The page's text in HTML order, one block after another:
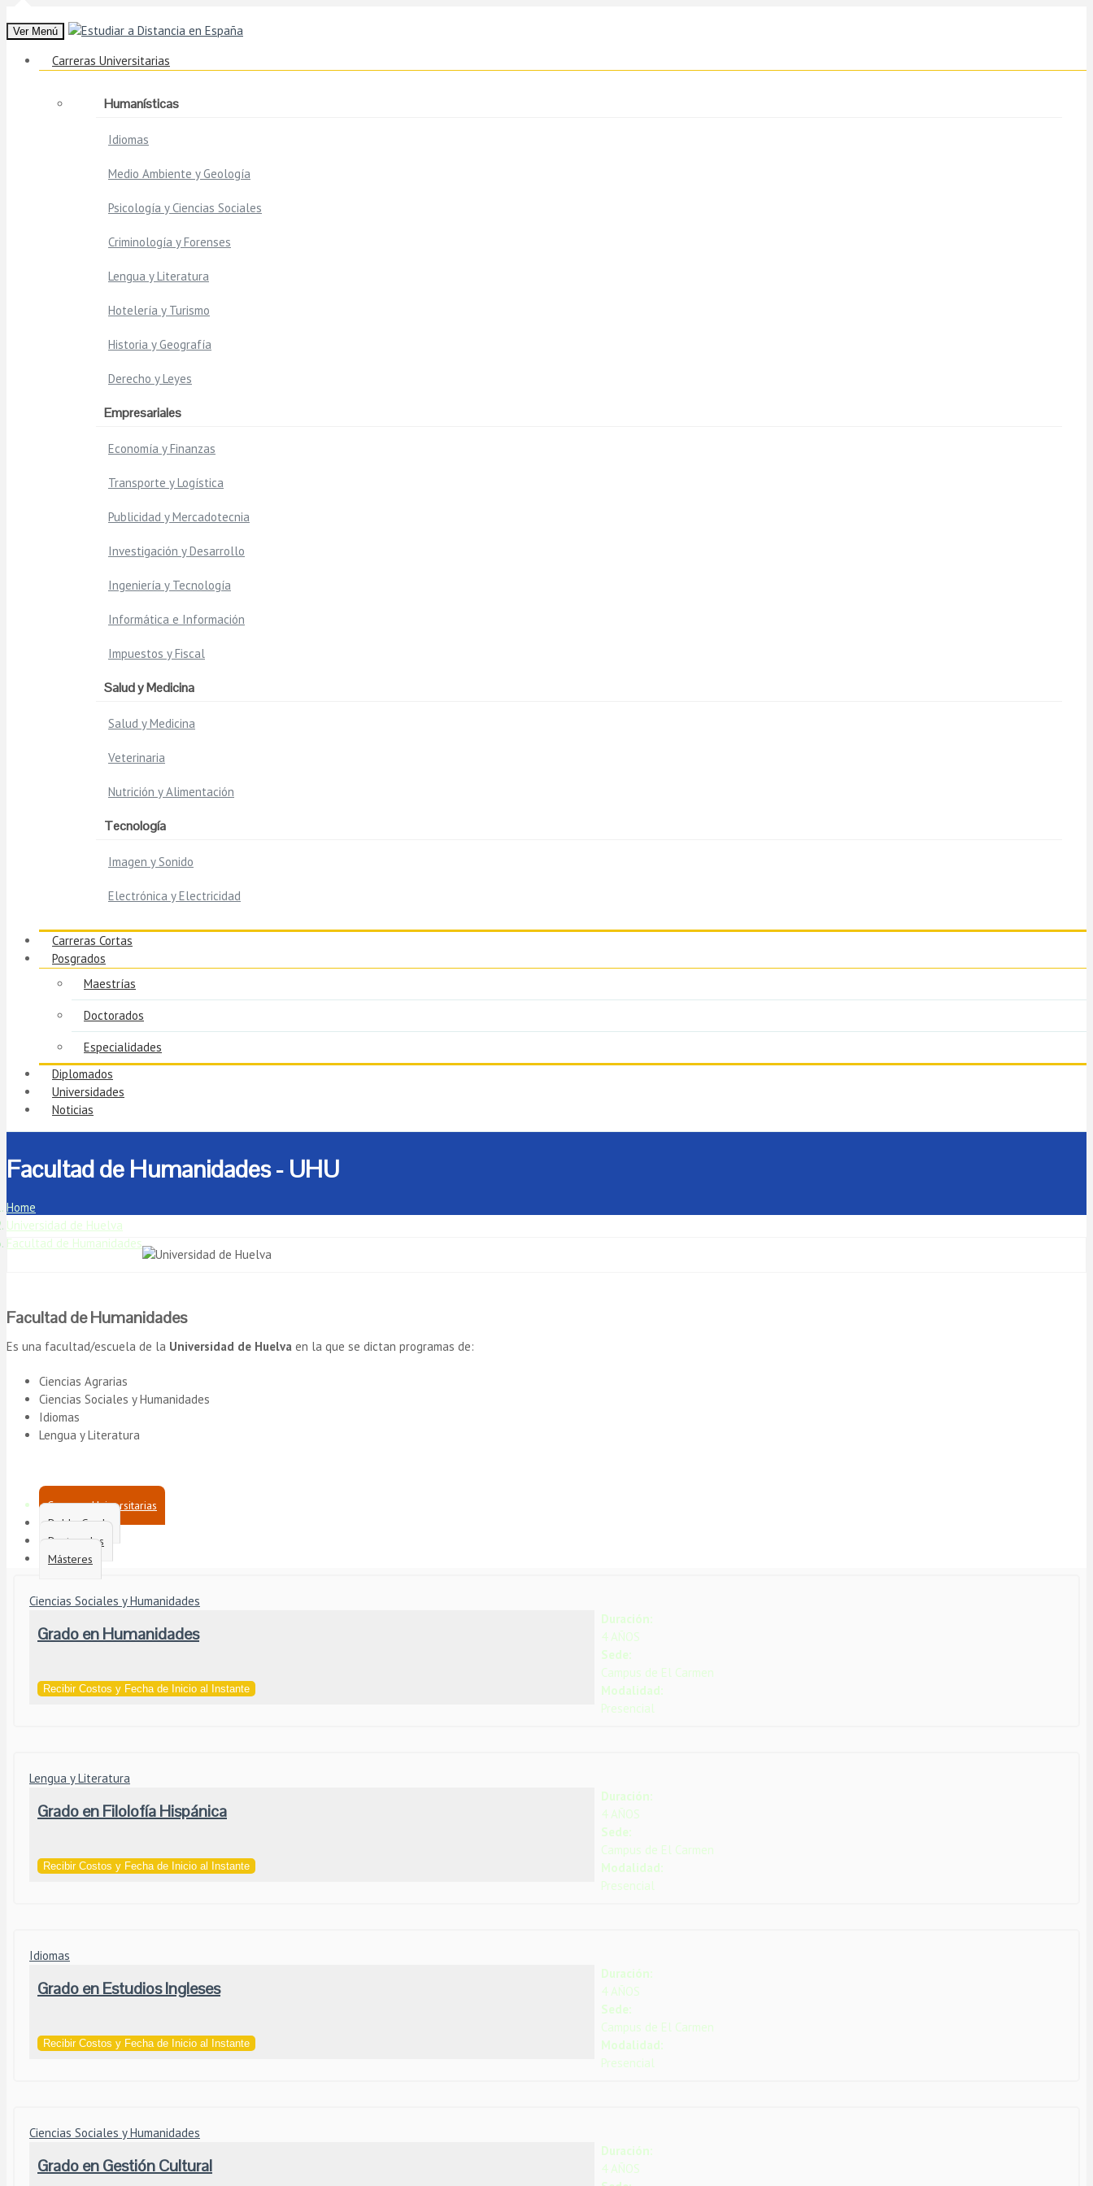
Ver Menú
Carreras Universitarias
Humanísticas
Idiomas
Medio Ambiente y Geología
Psicología y Ciencias Sociales
Criminología y Forenses
Lengua y Literatura
Hotelería y Turismo
Historia y Geografía
Derecho y Leyes
Empresariales
Economía y Finanzas
Transporte y Logística
Publicidad y Mercadotecnia
Investigación y Desarrollo
Ingeniería y Tecnología
Informática e Información
Impuestos y Fiscal
Salud y Medicina
Salud y Medicina
Veterinaria
Nutrición y Alimentación
Tecnología
Imagen y Sonido
Electrónica y Electricidad
Carreras Cortas
Posgrados
Maestrías
Doctorados
Especialidades
Diplomados
Universidades
Noticias
Facultad de Humanidades - UHU
Home
Universidad de Huelva
Facultad de Humanidades
Facultad de Humanidades
Es una facultad/escuela de la Universidad de Huelva en la que se dictan programas de:
Ciencias Agrarias
Ciencias Sociales y Humanidades
Idiomas
Lengua y Literatura
Carreras Universitarias
Doble Grado
Doctorados
Másteres
Ciencias Sociales y Humanidades
Grado en Humanidades
Recibir Costos y Fecha de Inicio al Instante
Duración:
4 AÑOS
Sede:
Campus de El Carmen
Modalidad:
Presencial
Lengua y Literatura
Grado en Filolofía Hispánica
Recibir Costos y Fecha de Inicio al Instante
Duración:
4 AÑOS
Sede:
Campus de El Carmen
Modalidad:
Presencial
Idiomas
Grado en Estudios Ingleses
Recibir Costos y Fecha de Inicio al Instante
Duración:
4 AÑOS
Sede:
Campus de El Carmen
Modalidad:
Presencial
Ciencias Sociales y Humanidades
Grado en Gestión Cultural
Duración:
4 AÑOS